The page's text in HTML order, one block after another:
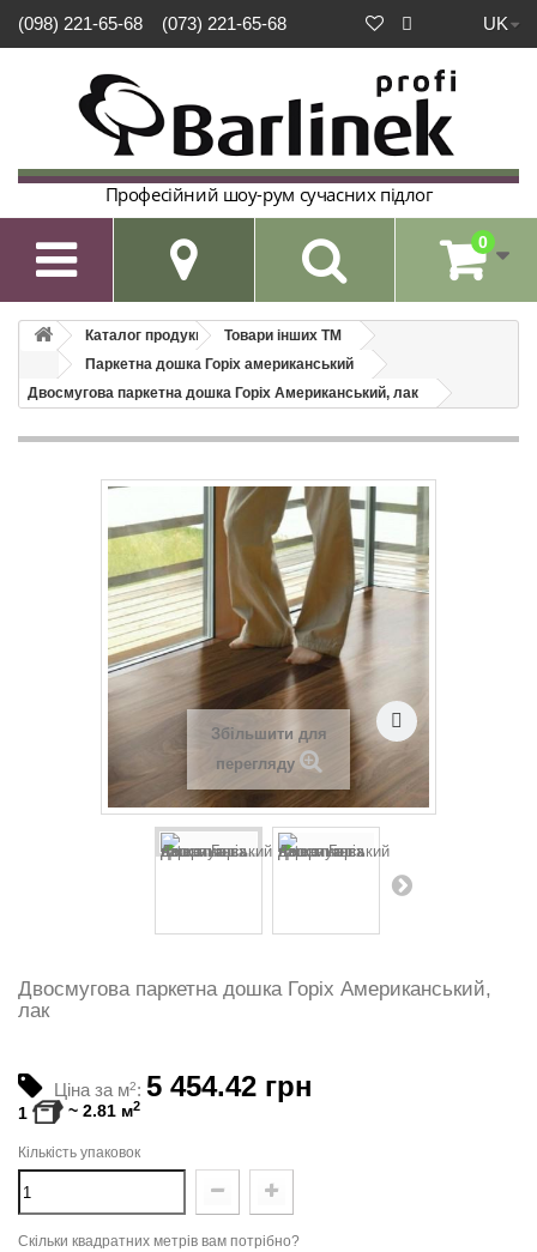
UK
(098) 221-65-68 (073) 221-65-68
Професійний шоу-рум сучасних підлог
 0
Каталог продукції
Товари інших ТМ
Паркетна дошка Горіх американський
Двосмугова паркетна дошка Горіх Американський, лак
Збільшити для
перегляду
Двосмугова паркетна дошка Горіх Американський,
лак
Ціна за м2: 5 454.42 грн
1 ~ 2.81 м2
Кількість упаковок
Скільки квадратних метрів вам потрібно?